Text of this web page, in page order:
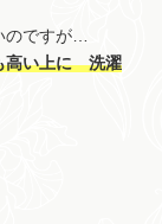
のですが…
高い上に 洗濯